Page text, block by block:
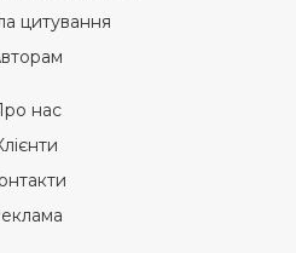
цитування
нас